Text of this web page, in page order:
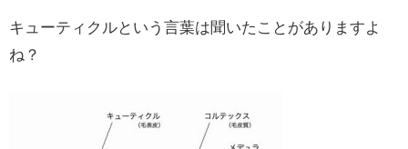
キューティクルという言葉は聞いたことがありますよ
ね？